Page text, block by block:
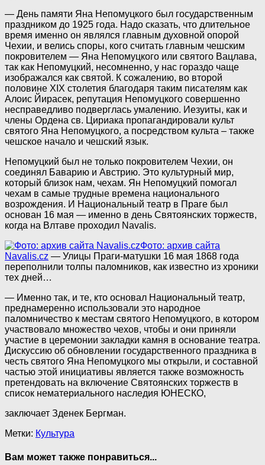
— День памяти Яна Непомуцкого был государственным
праздником до 1925 года. Надо сказать, что длительное
время именно он являлся главным духовной опорой
Чехии, и велись споры, кого считать главным чешским
покровителем — Яна Непомуцкого или святого Вацлава,
так как Непомуцкий, несомненно, у нас гораздо чаще
изображался как святой. К сожалению, во второй
половине XIX столетия благодаря таким писателям как
Алоис Йирасек, репутация Непомуцкого совершенно
несправедливо подверглась умалению. Иезуиты, как и
члены Ордена св. Цириака пропагандировали культ
святого Яна Непомуцкого, а посредством культа – также
чешское начало и чешский язык.
Непомуцкий был не только покровителем Чехии, он
соединял Баварию и Австрию. Это культурный мир,
который близок нам, чехам. Ян Непомуцкий помогал
чехам в самые трудные времена национального
возрождения. И Национальный театр в Праге был
основан 16 мая — именно в день Святоянских торжеств,
когда на Влтаве проходил Navalis.
Фото: архив сайта
Navalis.cz — Улицы Праги-матушки 16 мая 1868 года
переполнили толпы паломников, как известно из хроники
тех дней…
— Именно так, и те, кто основал Национальный театр,
преднамеренно использовали это народное
паломничество к местам святого Непомуцкого, в котором
участвовало множество чехов, чтобы и они приняли
участие в церемонии закладки камня в основание театра.
Дискуссию об обновлении государственного праздника в
честь святого Яна Непомуцкого мы открыли, и составной
частью этой инициативы является также возможность
претендовать на включение Святоянских торжеств в
список нематериального наследия ЮНЕСКО,
заключает Зденек Бергман.
Метки: Культура
Вам может также понравиться...